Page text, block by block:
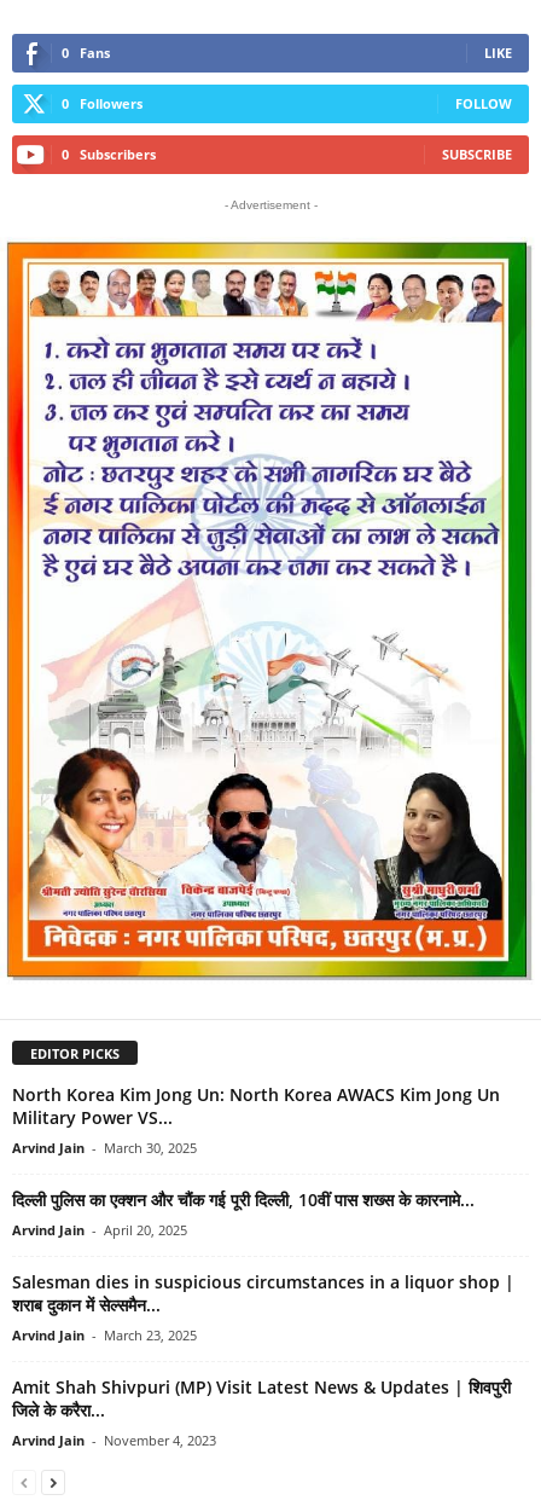
0 Fans LIKE
0 Followers FOLLOW
0 Subscribers SUBSCRIBE
- Advertisement -
EDITOR PICKS
North Korea Kim Jong Un: North Korea AWACS Kim Jong Un
Military Power VS...
Arvind Jain - March 30, 2025
दिल्ली पुलिस का एक्शन और चौंक गई पूरी दिल्ली, 10वीं पास शख्स के कारनामे...
Arvind Jain - April 20, 2025
Salesman dies in suspicious circumstances in a liquor shop |
शराब दुकान में सेल्समैन...
Arvind Jain - March 23, 2025
Amit Shah Shivpuri (MP) Visit Latest News & Updates | शिवपुरी
जिले के करैरा...
Arvind Jain - November 4, 2023